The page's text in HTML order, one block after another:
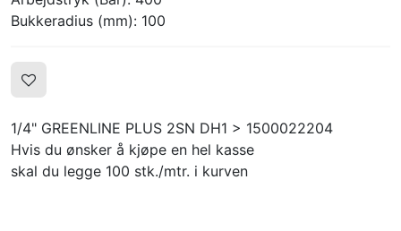
Bukkeradius (mm): 100
1/4" GREENLINE PLUS 2SN DH1 > 1500022204
Hvis du ønsker å kjøpe en hel kasse
skal du legge 100 stk./mtr. i kurven